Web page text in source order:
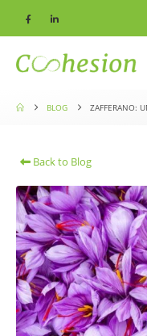
BLOG ZAFFERANO:
Back to Blog